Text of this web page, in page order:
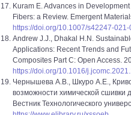
Kuram E. Advances in
Fibers: a Review. Emergent
https://doi.org/10.1007/s42247-
Andrew J.J., Dhakal H.N.
Applications: Recent Trends and
Composites Part C: Open Access.
https://doi.org/10.1016/
Чернышева А.В., Шкуро А.Е.,
возможности химической сшивки
Вестник Технологического